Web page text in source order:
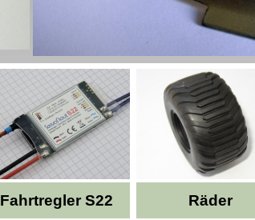
Fahrtregler S22 Räder